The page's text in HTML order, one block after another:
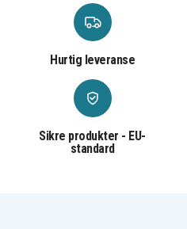
Hurtig leveranse
Sikre produkter - EU-
standard